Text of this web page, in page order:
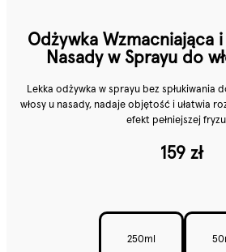
Odżywka Wzmacniająca
Nasady w Sprayu do
Lekka odżywka w sprayu bez spłukiwania
włosy u nasady, nadaje objętość i ułatwia
efekt pełniejszej
159 zł
250ml